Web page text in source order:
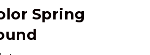
Spring